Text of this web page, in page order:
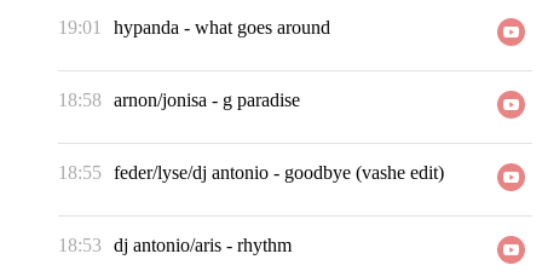
19:01 hypanda - what goes around
18:58 arnon/jonisa - g paradise
18:55 feder/lyse/dj antonio - goodbye (vashe edit)
18:53 dj antonio/aris - rhythm